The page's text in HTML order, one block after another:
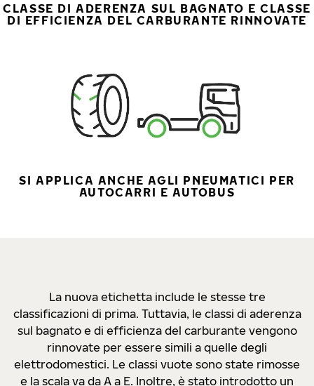
CLASSE DI ADERENZA SUL BAGNATO E CLASSE
DI EFFICIENZA DEL CARBURANTE RINNOVATE
SI APPLICA ANCHE AGLI PNEUMATICI PER
AUTOCARRI E AUTOBUS
La nuova etichetta include le stesse tre
classificazioni di prima. Tuttavia, le classi di aderenza
sul bagnato e di efficienza del carburante vengono
rinnovate per essere simili a quelle degli
elettrodomestici. Le classi vuote sono state rimosse
e la scala va da A a E. Inoltre, è stato introdotto un